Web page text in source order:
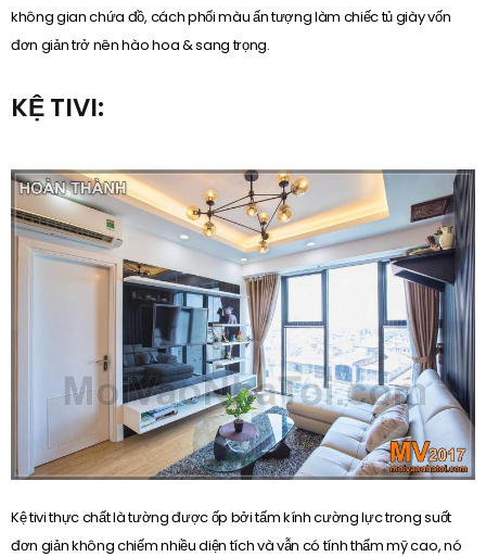
không gian chứa đồ, cách phối màu ấn tượng làm chiếc tủ giày vốn
đơn giản trở nên hào hoa & sang trọng.
KỆ TIVI:
Kệ tivi thực chất là tường được ốp bởi tấm kính cường lực trong suốt
đơn giản không chiếm nhiều diện tích và vẫn có tính thẩm mỹ cao, nó